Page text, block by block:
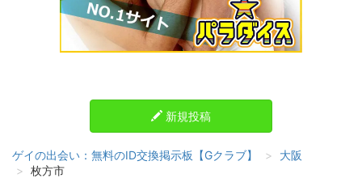
新規投稿
ゲイの出会い：無料のID交換掲示板【Gクラブ】
大阪
枚方市